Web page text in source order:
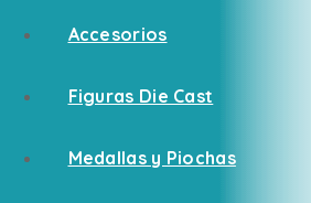
Accesorios
Figuras Die Cast
Medallas y Piochas